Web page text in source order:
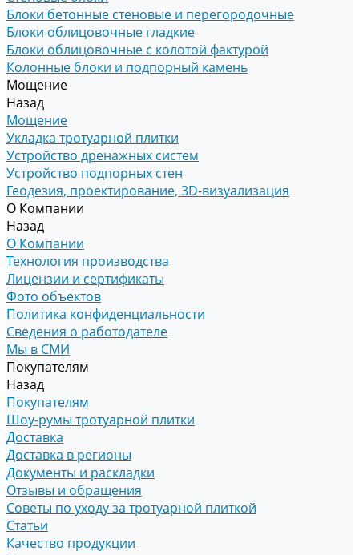
Блоки бетонные стеновые и перегородочные
Блоки облицовочные гладкие
Блоки облицовочные с колотой фактурой
Колонные блоки и подпорный камень
Мощение
Назад
Мощение
Укладка тротуарной плитки
Устройство дренажных систем
Устройство подпорных стен
Геодезия, проектирование, 3D-визуализация
О Компании
Назад
О Компании
Технология производства
Лицензии и сертификаты
Фото объектов
Политика конфиденциальности
Сведения о работодателе
Мы в СМИ
Покупателям
Назад
Покупателям
Шоу-румы тротуарной плитки
Доставка
Доставка в регионы
Документы и раскладки
Отзывы и обращения
Советы по уходу за тротуарной плиткой
Статьи
Качество продукции